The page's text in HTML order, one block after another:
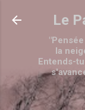
Le
la
Entends-